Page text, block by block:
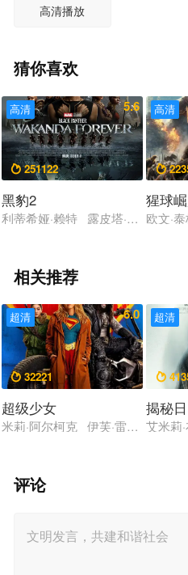
高清播放
猜你喜欢
高清 5.6
251122
黑豹2
利蒂希娅·赖特 露皮塔·尼永奥
高清

猩球
欧文·
相关推荐
超清 6.0
32221
超级少女
米莉·阿尔柯克 伊芙·雷德利 杰
超清

揭秘日
艾米莉
评论